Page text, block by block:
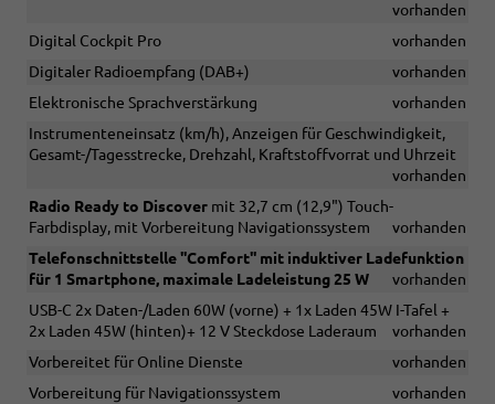
vorhanden
Digital Cockpit Pro
vorhanden
Digitaler Radioempfang (DAB+)
vorhanden
Elektronische Sprachverstärkung
vorhanden
Instrumenteneinsatz (km/h), Anzeigen für Geschwindigkeit,
Gesamt-/Tagesstrecke, Drehzahl, Kraftstoffvorrat und Uhrzeit
vorhanden
Radio Ready to Discover mit 32,7 cm (12,9") Touch-
Farbdisplay, mit Vorbereitung Navigationssystem
vorhanden
Telefonschnittstelle ''Comfort'' mit induktiver Ladefunktion
für 1 Smartphone, maximale Ladeleistung 25 W
vorhanden
USB-C 2x Daten-/Laden 60W (vorne) + 1x Laden 45W I-Tafel +
2x Laden 45W (hinten)+ 12 V Steckdose Laderaum
vorhanden
Vorbereitet für Online Dienste
vorhanden
Vorbereitung für Navigationssystem
vorhanden